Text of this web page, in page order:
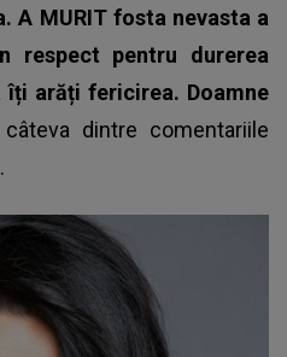
A MURIT fosta nevasta a
respect pentru durerea
arăți fericirea. Doamne
dintre comentariile